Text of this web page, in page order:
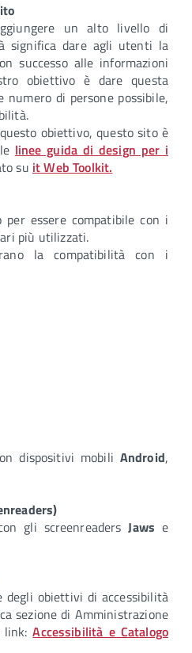
un alto livello di
significa dare agli utenti la
successo alle informazioni
obiettivo è dare questa
di persone possibile,
obiettivo, questo sito è
linee guida di design per i
su it Web Toolkit.
essere compatibile con i
più utilizzati.
la compatibilità con i
dispositivi mobili Android,
gli screenreadersJaws e
degli obiettivi di accessibilità
sezione di Amministrazione
link:Accessibilità e Catalogo